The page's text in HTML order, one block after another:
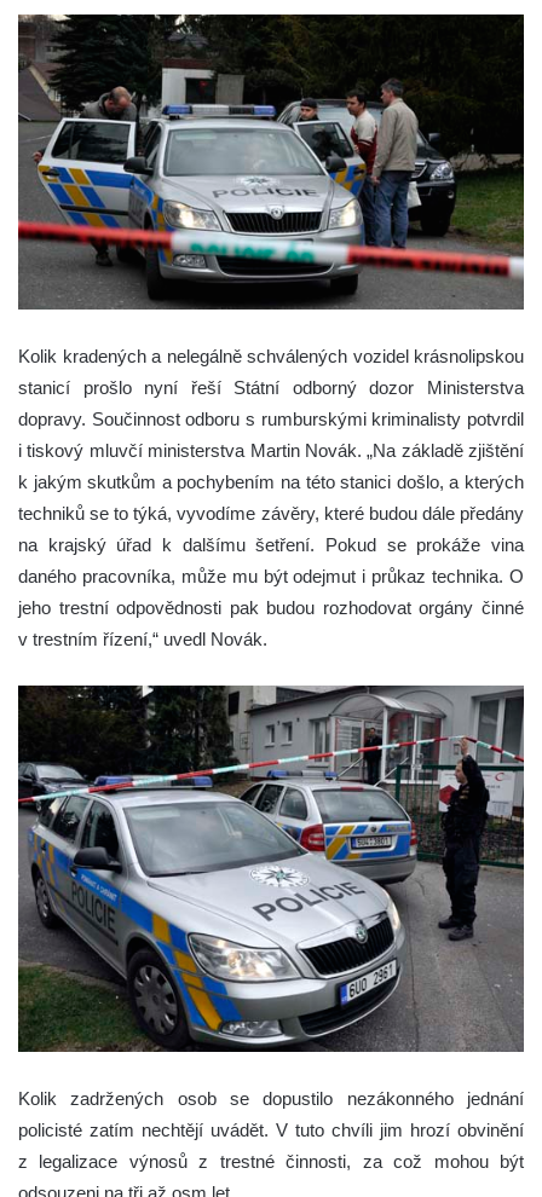
Kolik kradených a nelegálně schválených vozidel krásnolipskou
stanicí prošlo nyní řeší Státní odborný dozor Ministerstva
dopravy. Součinnost odboru s rumburskými kriminalisty potvrdil
i tiskový mluvčí ministerstva Martin Novák. „Na základě zjištění
k jakým skutkům a pochybením na této stanici došlo, a kterých
techniků se to týká, vyvodíme závěry, které budou dále předány
na krajský úřad k dalšímu šetření. Pokud se prokáže vina
daného pracovníka, může mu být odejmut i průkaz technika. O
jeho trestní odpovědnosti pak budou rozhodovat orgány činné
v trestním řízení,“ uvedl Novák.
Kolik zadržených osob se dopustilo nezákonného jednání
policisté zatím nechtějí uvádět. V tuto chvíli jim hrozí obvinění
z legalizace výnosů z trestné činnosti, za což mohou být
odsouzeni na tři až osm let.